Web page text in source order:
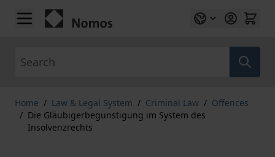
Skip to Content
Home / Law & Legal System / Criminal Law / Offences
/ Die Gläubigerbegünstigung im System des
Insolvenzrechts